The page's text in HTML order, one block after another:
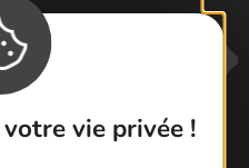
vie privée !